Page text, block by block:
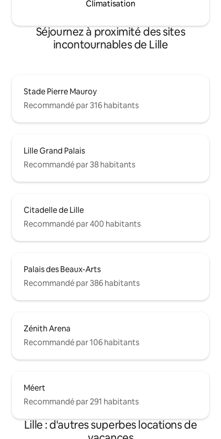
Climatisation
Séjournez à proximité des sites
incontournables de Lille
Stade Pierre Mauroy
Recommandé par 316 habitants
Lille Grand Palais
Recommandé par 38 habitants
Citadelle de Lille
Recommandé par 400 habitants
Palais des Beaux-Arts
Recommandé par 386 habitants
Zénith Arena
Recommandé par 106 habitants
Méert
Recommandé par 291 habitants
Lille : d'autres superbes locations de